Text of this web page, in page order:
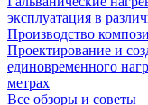
эксплуатация в
Производство
Проектирование и
единовременного
метрах
Все обзоры и советы